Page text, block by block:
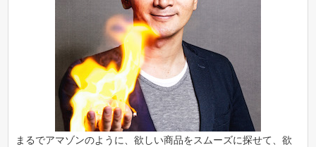
まるでアマゾンのように、欲しい商品をスムーズに探せて、欲